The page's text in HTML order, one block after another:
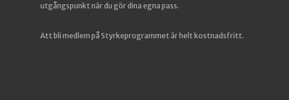
utgångspunkt när du gör dina egna pass.
Att bli medlem på Styrkeprogrammet är helt kostnadsfritt.